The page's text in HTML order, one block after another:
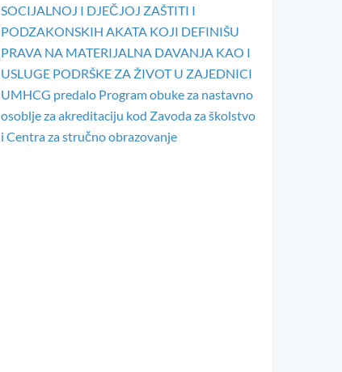
SOCIJALNOJ I DJEČJOJ ZAŠTITI I
PODZAKONSKIH AKATA KOJI DEFINIŠU
PRAVA NA MATERIJALNA DAVANJA KAO I
USLUGE PODRŠKE ZA ŽIVOT U ZAJEDNICI
UMHCG predalo Program obuke za nastavno
osoblje za akreditaciju kod Zavoda za školstvo
i Centra za stručno obrazovanje